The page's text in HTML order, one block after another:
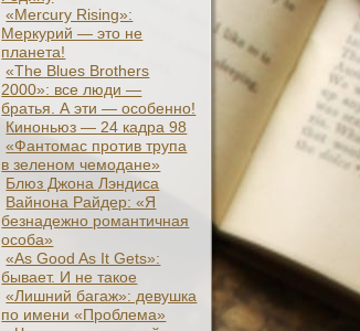
«Mercury Rising»:
Меркурий — это не
планета!
«The Blues Brothers
2000»: все люди —
братья. А эти — особенно!
Киноньюз — 24 кадра 98
«Фантомас против трупа
в зеленом чемодане»
Блюз Джона Лэндиса
Вайнона Райдер: «Я
безнадежно романтичная
особа»
«As Good As It Gets»:
бывает. И не такое
«Лишний багаж»: девушка
по имени «Проблема»